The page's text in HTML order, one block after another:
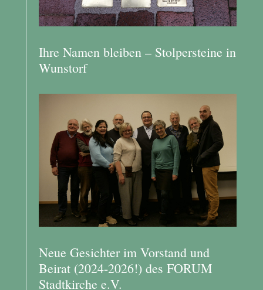
Ihre Namen bleiben – Stolpersteine in
Wunstorf
Neue Gesichter im Vorstand und
Beirat (2024-2026!) des FORUM
Stadtkirche e.V.